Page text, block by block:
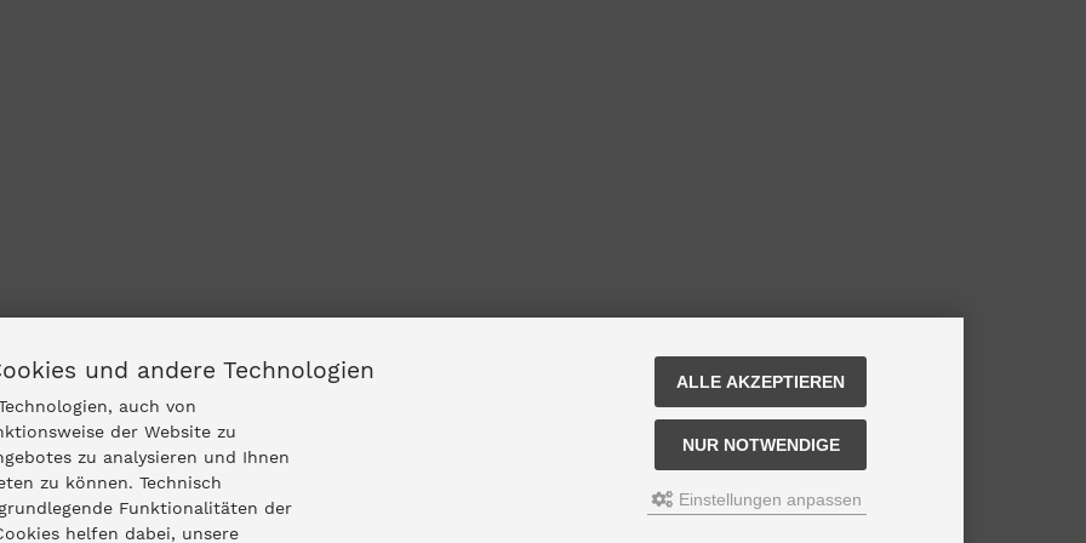
und andere Technologien
auch von
der Website zu
zu analysieren und Ihnen
zu können. Technisch
Funktionalitäten der
helfen dabei, unsere
ALLE AKZEPTIEREN
NUR NOTWENDIGE
Einstellungen anpassen